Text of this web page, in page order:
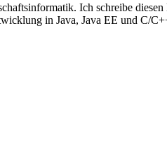
Ich schreibe
in Java, Java EE und C/